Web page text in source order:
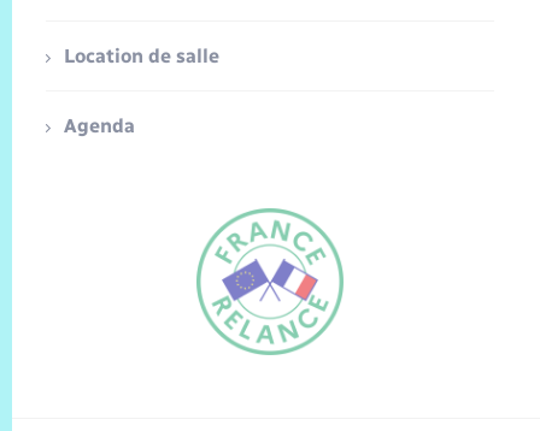
Location de salle
Agenda